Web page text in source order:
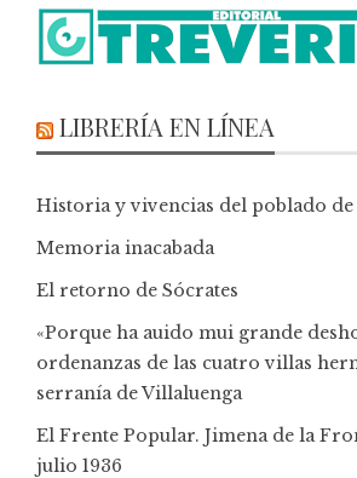
LIBRERÍA EN LÍNEA
Historia y vivencias del poblado
Memoria inacabada
El retorno de Sócrates
«Porque ha auido mui grande
ordenanzas de las cuatro villas
serranía de Villaluenga
El Frente Popular. Jimena de la
julio 1936